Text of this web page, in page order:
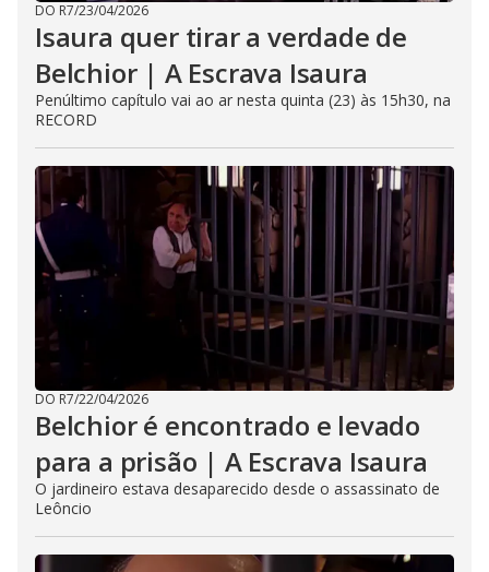
DO R7/23/04/2026
Isaura quer tirar a verdade de
Belchior | A Escrava Isaura
Penúltimo capítulo vai ao ar nesta quinta (23) às 15h30, na
RECORD
DO R7/22/04/2026
Belchior é encontrado e levado
para a prisão | A Escrava Isaura
O jardineiro estava desaparecido desde o assassinato de
Leôncio